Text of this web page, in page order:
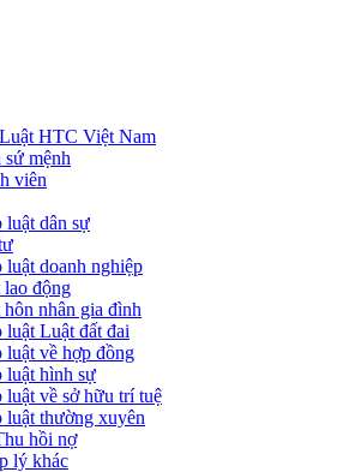
HTC Việt Nam
mệnh
viên
luật dân sự
luật doanh nghiệp
động
nhân gia đình
luật Luật đất đai
luật về hợp đồng
luật hình sự
luật về sở hữu trí tuệ
luật thường xuyên
hồi nợ
lý khác